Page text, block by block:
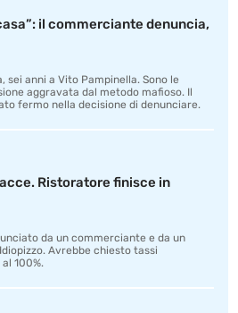
il commerciante denuncia,
sei anni a Vito Pampinella. Sono le
aggravata dal metodo mafioso. Il
fermo nella decisione di denunciare.
Ristoratore finisce in
da un commerciante e da un
Avrebbe chiesto tassi
100%.